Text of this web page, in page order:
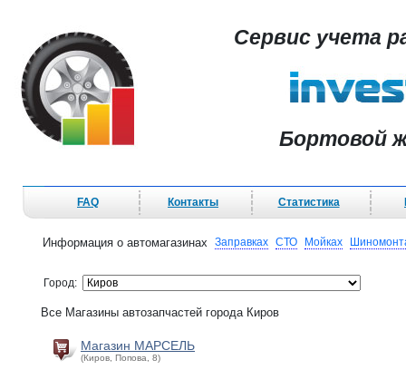
Сервис учета
Бортовой
FAQ Контакты Статистика
Информация о автомагазинах Заправках СТО Мойках
Город:
Все Магазины автозапчастей города Киров
Магазин МАРСЕЛЬ
(Киров, Попова, 8)